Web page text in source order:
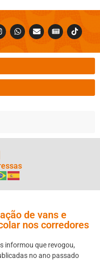
de vans e
nos corredores
informou que revogou,
no ano passado